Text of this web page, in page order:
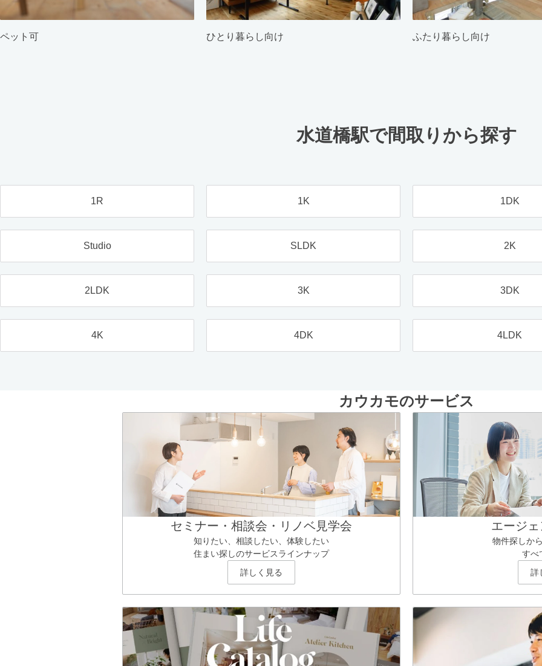
ペット可 ひとり暮らし向け ふたり暮らし向け
水道橋駅で間取りから探す
1R 1K 1DK
Studio SLDK 2K
2LDK 3K 3DK
4K 4DK 4LDK
カウカモのサービス
セミナー・相談会・リノベ見学会
知りたい、相談したい、体験したい
住まい探しのサービスラインナップ
詳しく見る
エージ
物件探しか
すべ
詳